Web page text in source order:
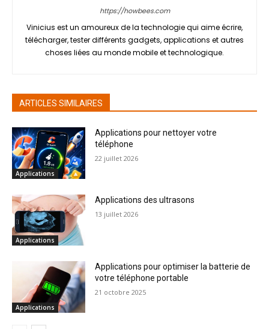
https://howbees.com
Vinicius est un amoureux de la technologie qui aime écrire,
télécharger, tester différents gadgets, applications et autres
choses liées au monde mobile et technologique.
ARTICLES SIMILAIRES
Applications
Applications pour nettoyer votre
téléphone
22 juillet 2026
Applications
Applications des ultrasons
13 juillet 2026
Applications
Applications pour optimiser la batterie de
votre téléphone portable
21 octobre 2025